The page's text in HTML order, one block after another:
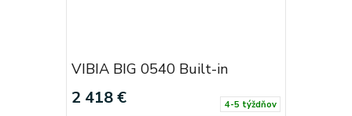
VIBIA BIG 0540 Built-in
2 418 € 4-5 týždňov